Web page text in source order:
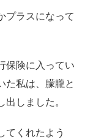
プラスになって
保険に入ってい
た私は、朦朧と
しました。
てくれたよう